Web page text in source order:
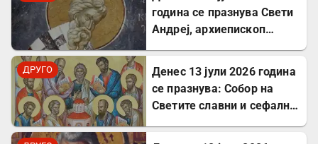
година се празнува Свети
Андреј, архиепископ
ДРУГО
Денес 13 јули 2026 година
се празнува: Собор на
Светите славни и сефални